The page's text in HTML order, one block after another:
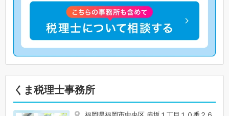
くま税理士事務所
福岡県福岡市中央区 赤坂１丁目１０番２６